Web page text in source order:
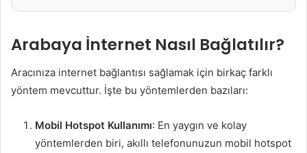
Arabaya İnternet Nasıl Bağlatılır?
Aracınıza internet bağlantısı sağlamak için birkaç farklı
yöntem mevcuttur. İşte bu yöntemlerden bazıları:
Mobil Hotspot Kullanımı: En yaygın ve kolay
yöntemlerden biri, akıllı telefonunuzun mobil hotspot